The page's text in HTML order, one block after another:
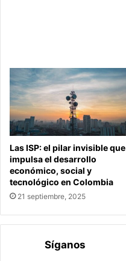
Las ISP: el pilar invisible que
impulsa el desarrollo
económico, social y
tecnológico en Colombia
21 septiembre, 2025
Síganos